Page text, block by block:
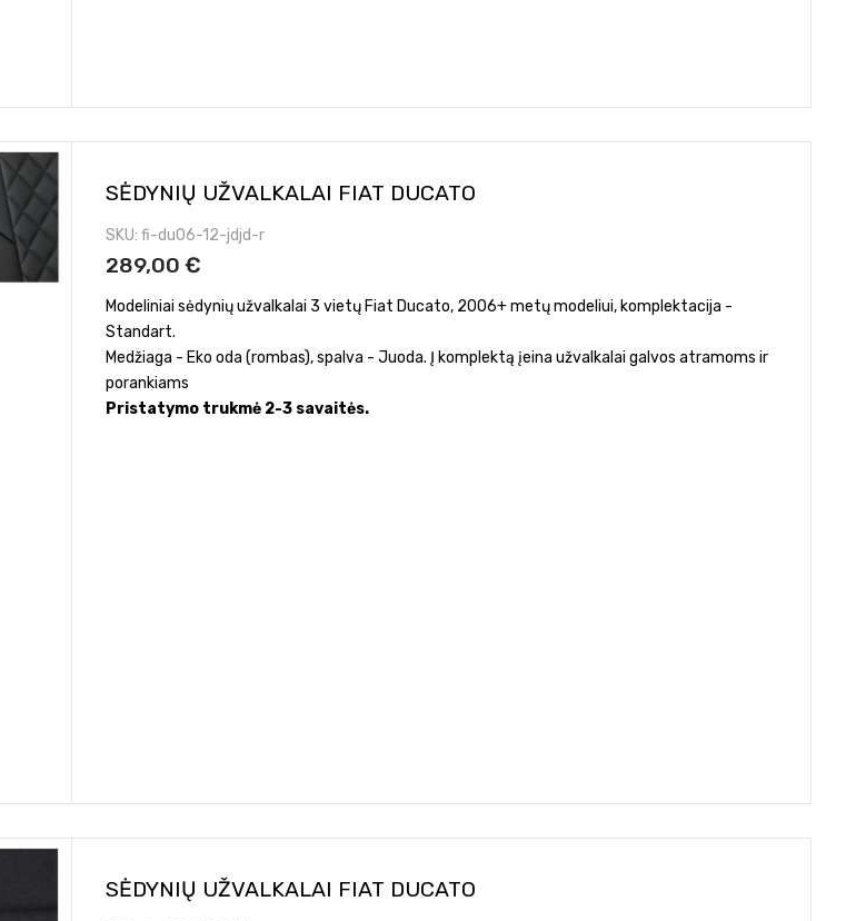
SĖDYNIŲ UŽVALKALAI FIAT DUCATO
SKU fi-du06-12-jdjd-r
289,00 €
Modeliniai sėdynių užvalkalai 3 vietų Fiat Ducato, 2006+ metų modeliui, komplektacija -
Standart.
Medžiaga - Eko oda (rombas), spalva - Juoda. Į komplektą įeina užvalkalai galvos atramoms ir
porankiams
Pristatymo trukmė 2-3 savaitės.
SĖDYNIŲ UŽVALKALAI FIAT DUCATO